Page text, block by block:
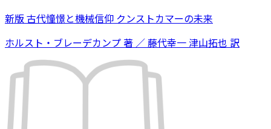
新版 古代憧憬と機械信仰 クンストカマーの未来
ホルスト・ブレーデカンプ 著 ／ 藤代幸一 津山拓也 訳